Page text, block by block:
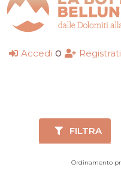
Accedi o Registrati
FILTRA